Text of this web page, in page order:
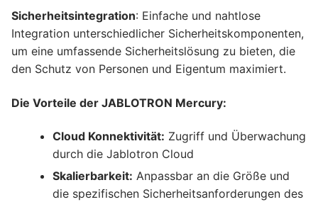
Sicherheitsintegration: Einfache und nahtlose
Integration unterschiedlicher Sicherheitskomponenten,
um eine umfassende Sicherheitslösung zu bieten, die
den Schutz von Personen und Eigentum maximiert.
Die Vorteile der JABLOTRON Mercury:
Cloud Konnektivität: Zugriff und Überwachung
durch die Jablotron Cloud
Skalierbarkeit: Anpassbar an die Größe und
die spezifischen Sicherheitsanforderungen des